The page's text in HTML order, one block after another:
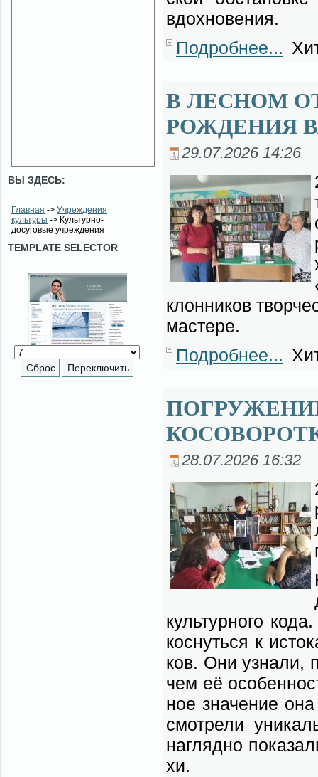
ВЫ ЗДЕСЬ:
Главная -> Учреждения
культуры -> Культурно-
досуговые учреждения
TEMPLATE SELECTOR
вдох­но­ве­ния.
Подробнее...
В ЛЕСНОМ
РОЖДЕНИЯ
29.07.2026 14:26
клон­ни­ков
ма­сте­ре.
Подробнее...
28.07.2026 16:32
куль­тур­но­го
кос­нуть­ся к
ков. Они узна­ли,
чем её
ное зна­че­ние
смот­ре­ли
на­гляд­но
хи.